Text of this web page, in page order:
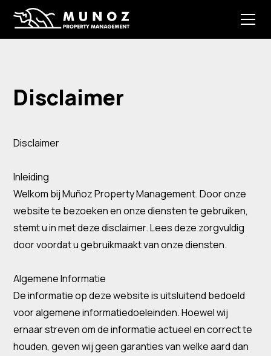
Disclaimer
Disclaimer
Inleiding
Welkom bij Muñoz Property Management. Door onze
website te bezoeken en onze diensten te gebruiken,
stemt u in met deze disclaimer. Lees deze zorgvuldig
door voordat u gebruikmaakt van onze diensten.
Algemene Informatie
De informatie op deze website is uitsluitend bedoeld
voor algemene informatiedoeleinden. Hoewel wij
ernaar streven om de informatie actueel en correct te
houden, geven wij geen garanties van welke aard dan